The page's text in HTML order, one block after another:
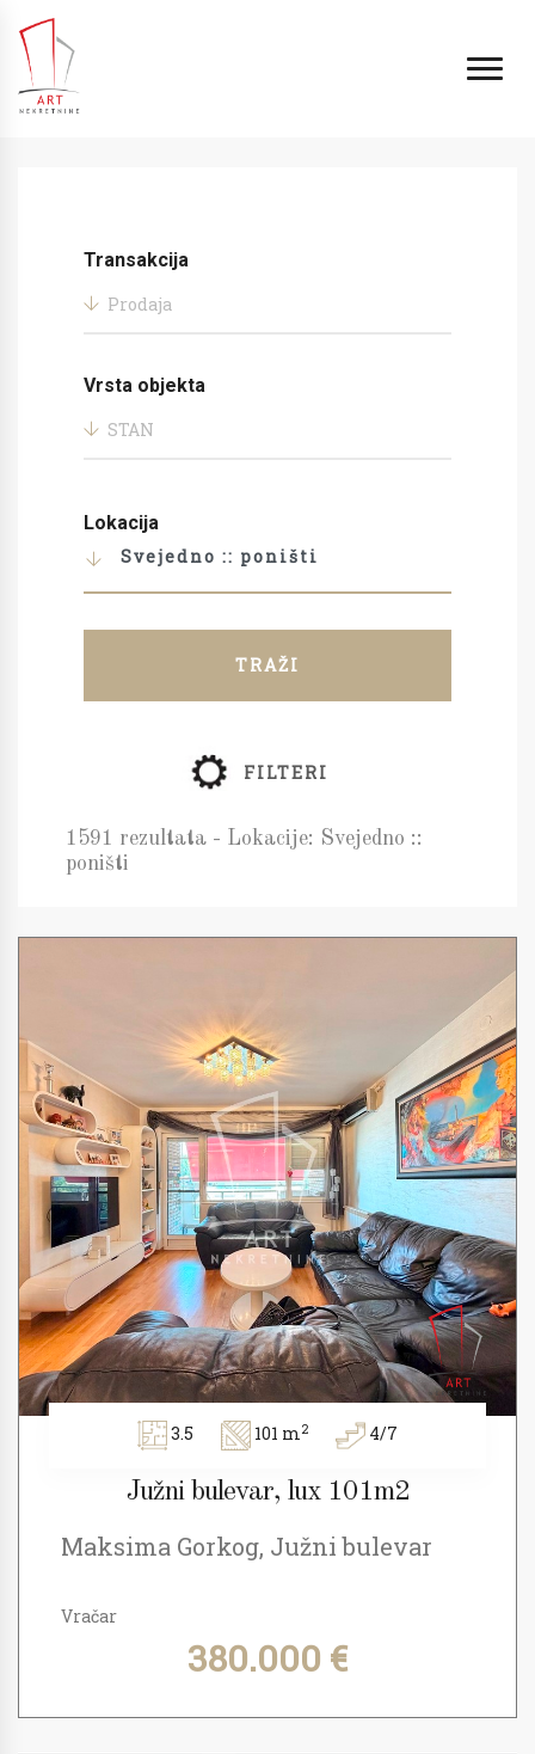
Transakcija
Prodaja
Vrsta objekta
STAN
Lokacija
Svejedno :: poništi
TRAŽI
FILTERI
1591 rezultata - Lokacije: Svejedno ::
poništi
3.5 101 m2 4/7
Južni bulevar, lux 101m2
Maksima Gorkog, Južni bulevar
Vračar
380.000 €